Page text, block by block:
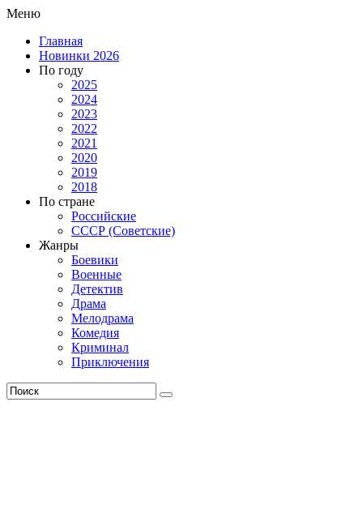
Меню
Главная
Новинки 2026
По году
2025
2024
2023
2022
2021
2020
2019
2018
По стране
Российские
СССР (Советские)
Жанры
Боевики
Военные
Детектив
Драма
Мелодрама
Комедия
Криминал
Приключения